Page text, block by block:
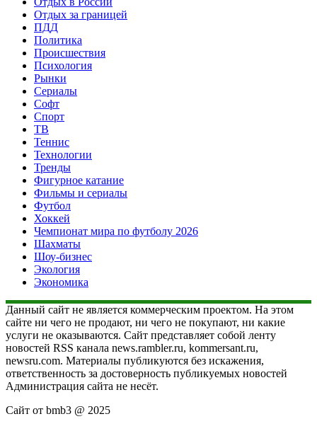
Отдых за границей
ПДД
Политика
Происшествия
Психология
Рынки
Сериалы
Софт
Спорт
ТВ
Теннис
Технологии
Тренды
Фигурное катание
Фильмы и сериалы
Футбол
Хоккей
Чемпионат мира по футболу 2026
Шахматы
Шоу-бизнес
Экология
Экономика
Данный сайт не является коммерческим проектом. На этом
сайте ни чего не продают, ни чего не покупают, ни какие
услуги не оказываются. Сайт представляет собой ленту
новостей RSS канала news.rambler.ru, kommersant.ru,
newsru.com. Материалы публикуются без искажения,
ответственность за достоверность публикуемых новостей
Администрация сайта не несёт.
Сайт от bmb3 @ 2025